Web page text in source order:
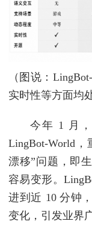
（图说：
实时性等方面均
今年 1 月
LingBot-World
漂移”问题，即
容易变形。
进到近 10 分钟
变化，引发业界